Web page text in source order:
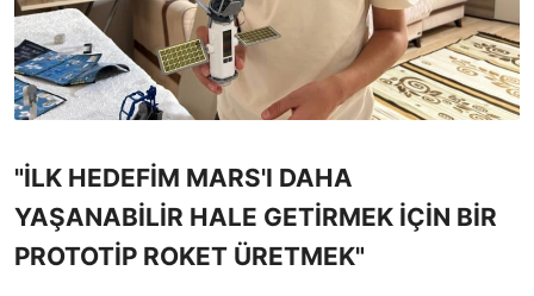
"İLK HEDEFİM MARS'I DAHA
YAŞANABİLİR HALE GETİRMEK İÇİN BİR
PROTOTİP ROKET ÜRETMEK"